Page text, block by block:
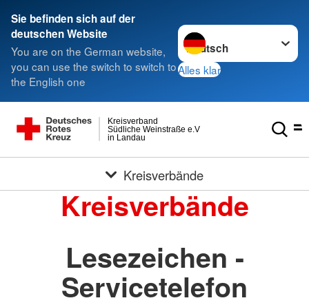
Sie befinden sich auf der
deutschen Website
You are on the German website,
you can use the switch to switch to
the English one
Sprache wechseln zu
Alles klar
in Landau
Südliche Weinstraße e.V
Kreisverband
Kreisverbände
Kreisverbände
Lesezeichen -
Servicetelefon